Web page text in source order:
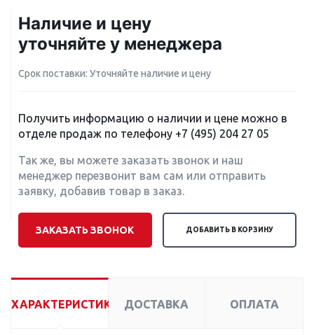
Наличие и цену
уточняйте у менеджера
Срок поставки: Уточняйте наличие и цену
Получить информацию о наличии и цене можно в
отделе продаж по телефону +7 (495) 204 27 05
Так же, вы можете заказать звонок и наш
менеджер перезвонит вам сам или отправить
заявку, добавив товар в заказ.
ЗАКАЗАТЬ ЗВОНОК ДОБАВИТЬ В КОРЗИНУ
ХАРАКТЕРИСТИКИ ДОСТАВКА ОПЛАТА